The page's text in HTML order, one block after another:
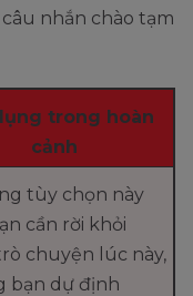
nhắn chào tạm
trong hoàn
cảnh
tùy chọn này
cần rời khỏi
chuyện lúc này,
bạn dự định